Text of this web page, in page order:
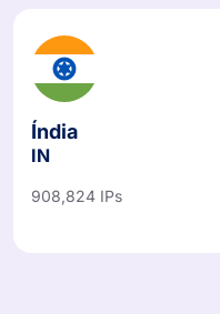
Índia
IN
908,824 IPs